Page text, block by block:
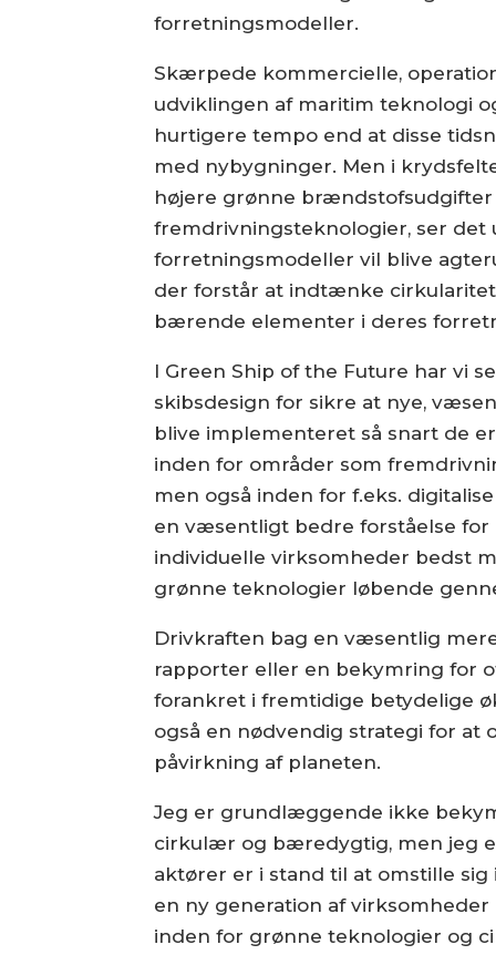
forretningsmodeller.
Skærpede kommercielle,
udviklingen af maritim teknologi
hurtigere tempo end at disse
med nybygninger. Men i
højere grønne
fremdrivningsteknologier, ser det
forretningsmodeller vil blive
der forstår at indtænke
bærende elementer i deres
I Green Ship of the Future har vi
skibsdesign for sikre at nye,
blive implementeret så snart de
inden for områder som
men også inden for f.eks.
en væsentligt bedre forståelse for
individuelle virksomheder bedst
grønne teknologier løbende
Drivkraften bag en væsentlig
rapporter eller en bekymring for
forankret i fremtidige betydelige
også en nødvendig strategi for
påvirkning af planeten.
Jeg er grundlæggende ikke
cirkulær og bæredygtig, men jeg
aktører er i stand til at omstille
en ny generation af
inden for grønne teknologier og